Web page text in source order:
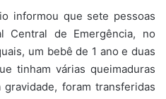
informou que sete pessoas
Central de Emergência, no
um bebê de 1 ano e duas
tinham várias queimaduras
foram transferidas